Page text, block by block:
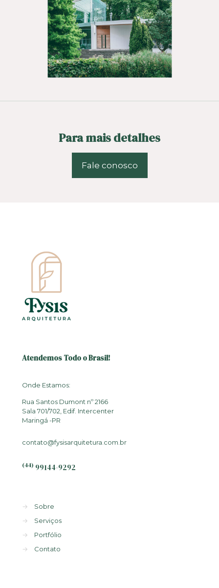
Para mais detalhes
Fale conosco
Atendemos Todo o Brasil!
Onde Estamos:
Rua Santos Dumont nº 2166
Sala 701/702, Edif. Intercenter
Maringá -PR
contato@fysisarquitetura.com.br
(44) 99144-9292
→
Sobre
→
Serviços
→
Portfólio
→
Contato